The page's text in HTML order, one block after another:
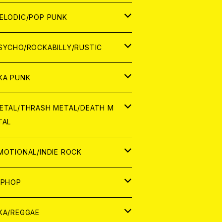
ログ
ログ
POP PUNK
ROCKABILLY/RUSTIC
PUNK
THRASH METAL/DEATH M
INDIE ROCK
REGGAE